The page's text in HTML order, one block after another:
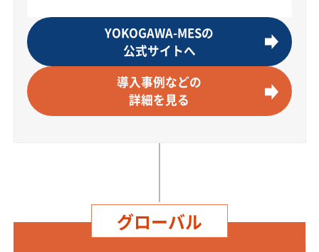
YOKOGAWA-MESの
公式サイトへ
導入事例などの
詳細を見る
グローバル